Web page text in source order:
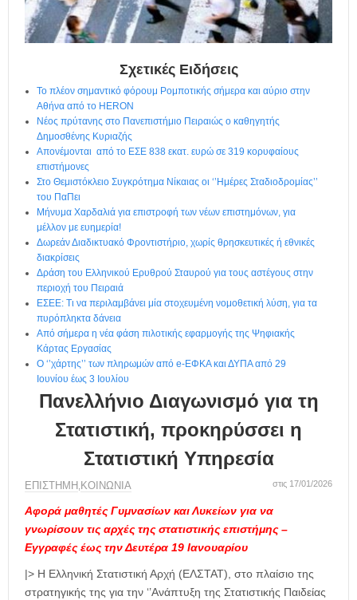
Σχετικές Ειδήσεις
Το πλέον σημαντικό φόρουμ Ρομποτικής σήμερα και αύριο στην
Αθήνα από το HERON
Νέος πρύτανης στο Πανεπιστήμιο Πειραιώς ο καθηγητής
Δημοσθένης Κυριαζής
Απονέμονται από το ΕΣΕ 838 εκατ. ευρώ σε 319 κορυφαίους
επιστήμονες
Στο Θεμιστόκλειο Συγκρότημα Νίκαιας οι ‘’Ημέρες Σταδιοδρομίας’’
του ΠαΠει
Μήνυμα Χαρδαλιά για επιστροφή των νέων επιστημόνων, για
μέλλον με ευημερία!
Δωρεάν Διαδικτυακό Φροντιστήριο, χωρίς θρησκευτικές ή εθνικές
διακρίσεις
Δράση του Ελληνικού Ερυθρού Σταυρού για τους αστέγους στην
περιοχή του Πειραιά
ΕΣΕΕ: Τι να περιλαμβάνει μία στοχευμένη νομοθετική λύση, για τα
πυρόπληκτα δάνεια
Από σήμερα η νέα φάση πιλοτικής εφαρμογής της Ψηφιακής
Κάρτας Εργασίας
Ο ‘’χάρτης’’ των πληρωμών από e-ΕΦΚΑ και ΔΥΠΑ από 29
Ιουνίου έως 3 Ιουλίου
Πανελλήνιο Διαγωνισμό για τη
Στατιστική, προκηρύσσει η
Στατιστική Υπηρεσία
ΕΠΙΣΤΗΜΗ , ΚΟΙΝΩΝΙΑ στις 17/01/2026
Αφορά μαθητές Γυμνασίων και Λυκείων για να
γνωρίσουν τις αρχές της στατιστικής επιστήμης –
Εγγραφές έως την Δευτέρα 19 Ιανουαρίου
|> H Ελληνική Στατιστική Αρχή (ΕΛΣΤΑΤ), στο πλαίσιο της
στρατηγικής της για την ‘’Ανάπτυξη της Στατιστικής Παιδείας